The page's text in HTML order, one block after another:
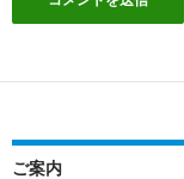
ご案内